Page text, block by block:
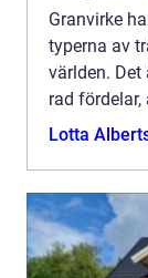
Granvirke
typerna av
världen. Det
rad
Lotta